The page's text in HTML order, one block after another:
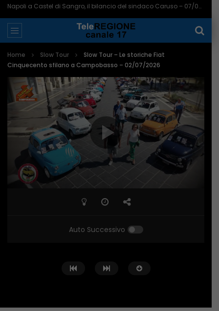
Home Slow Tour
Slow Tour – Le storiche Fiat
Cinquecento sfilano a Campobasso – 02/07/2026
Auto Successivo